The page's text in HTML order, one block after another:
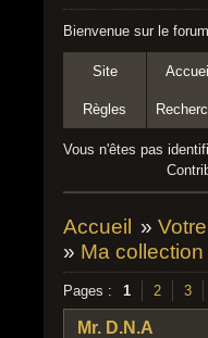
Bienvenue sur le
Site Accueil
Règles
Vous n'êtes pas
Accueil »
» Ma collection
Pages : 1 2 3
Mr. D.N.A